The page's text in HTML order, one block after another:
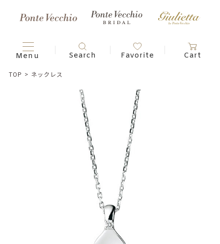
TOP > ネックレス